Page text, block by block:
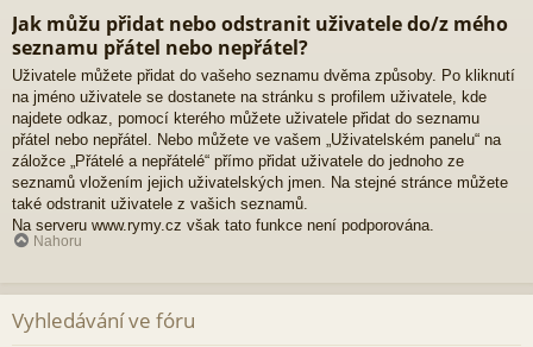
Jak můžu přidat nebo odstranit uživatele do/z mého
seznamu přátel nebo nepřátel?
Uživatele můžete přidat do vašeho seznamu dvěma způsoby. Po kliknutí
na jméno uživatele se dostanete na stránku s profilem uživatele, kde
najdete odkaz, pomocí kterého můžete uživatele přidat do seznamu
přátel nebo nepřátel. Nebo můžete ve vašem „Uživatelském panelu“ na
záložce „Přátelé a nepřátelé“ přímo přidat uživatele do jednoho ze
seznamů vložením jejich uživatelských jmen. Na stejné stránce můžete
také odstranit uživatele z vašich seznamů.
Na serveru www.rymy.cz však tato funkce není podporována.
Nahoru
Vyhledávání ve fóru